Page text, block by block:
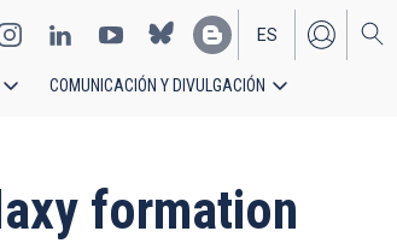
EN
ES
COMUNICACIÓN Y DIVULGACIÓN
formation